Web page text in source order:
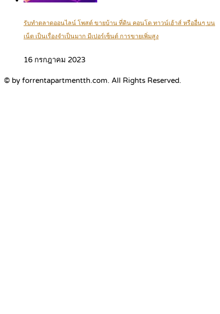
รับทำตลาดออนไลน์ โพสต์ ขายบ้าน ที่ดิน คอนโด ทาวน์เฮ้าส์ หรืออื่นๆ บน
เน็ต เป็นเรื่องจำเป็นมาก มีเปอร์เซ็นต์ การขายเพิ่มสูง
16 กรกฎาคม 2023
© by forrentapartmentth.com. All Rights Reserved.